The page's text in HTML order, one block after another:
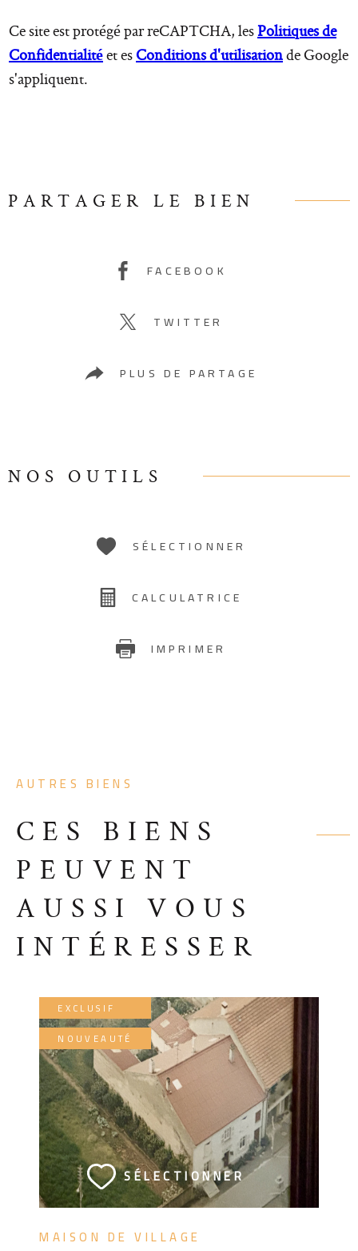
Ce site est protégé par reCAPTCHA, lesPolitiques de
Confidentialitéet esConditions d'utilisationde Google
s'appliquent.
PARTAGER LE BIEN
FACEBOOK
TWITTER
PLUS DE PARTAGE
NOS OUTILS
SÉLECTIONNER
CALCULATRICE
IMPRIMER
AUTRES BIENS
CES BIENS
PEUVENT
AUSSI VOUS
INTÉRESSER
MAISON DE VILLAGE
EXCLUSIF
NOUVEAUTÉ
SÉLECTIONNER
VOIR LE BIEN